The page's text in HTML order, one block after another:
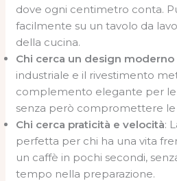
dove ogni centimetro conta.
facilmente su un tavolo da
della cucina.
Chi cerca un design
industriale e il rivestimento
complemento elegante per
senza però compromettere le
Chi cerca praticità e velocità:
perfetta per chi ha una vita
un caffè in pochi secondi,
tempo nella preparazione.